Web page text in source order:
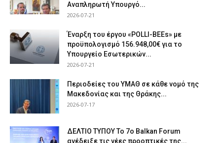
Αναπληρωτή Υπουργό...
2026-07-21
Έναρξη του έργου «POLLI-BEEs» με
προϋπολογισμό 156.948,00€ για το
Υπουργείο Εσωτερικών...
2026-07-21
Περιοδείες του ΥΜΑΘ σε κάθε νομό της
Μακεδονίας και της Θράκης...
2026-07-17
ΔΕΛΤΙΟ ΤΥΠΟΥ Το 7ο Balkan Forum
ανέδειξε τις νέες προοπτικές της...